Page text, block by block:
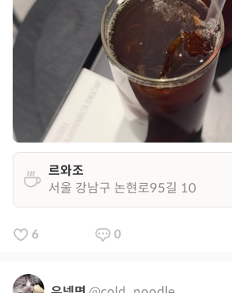
르와조
서울 강남구 논현로95길 10
6 0